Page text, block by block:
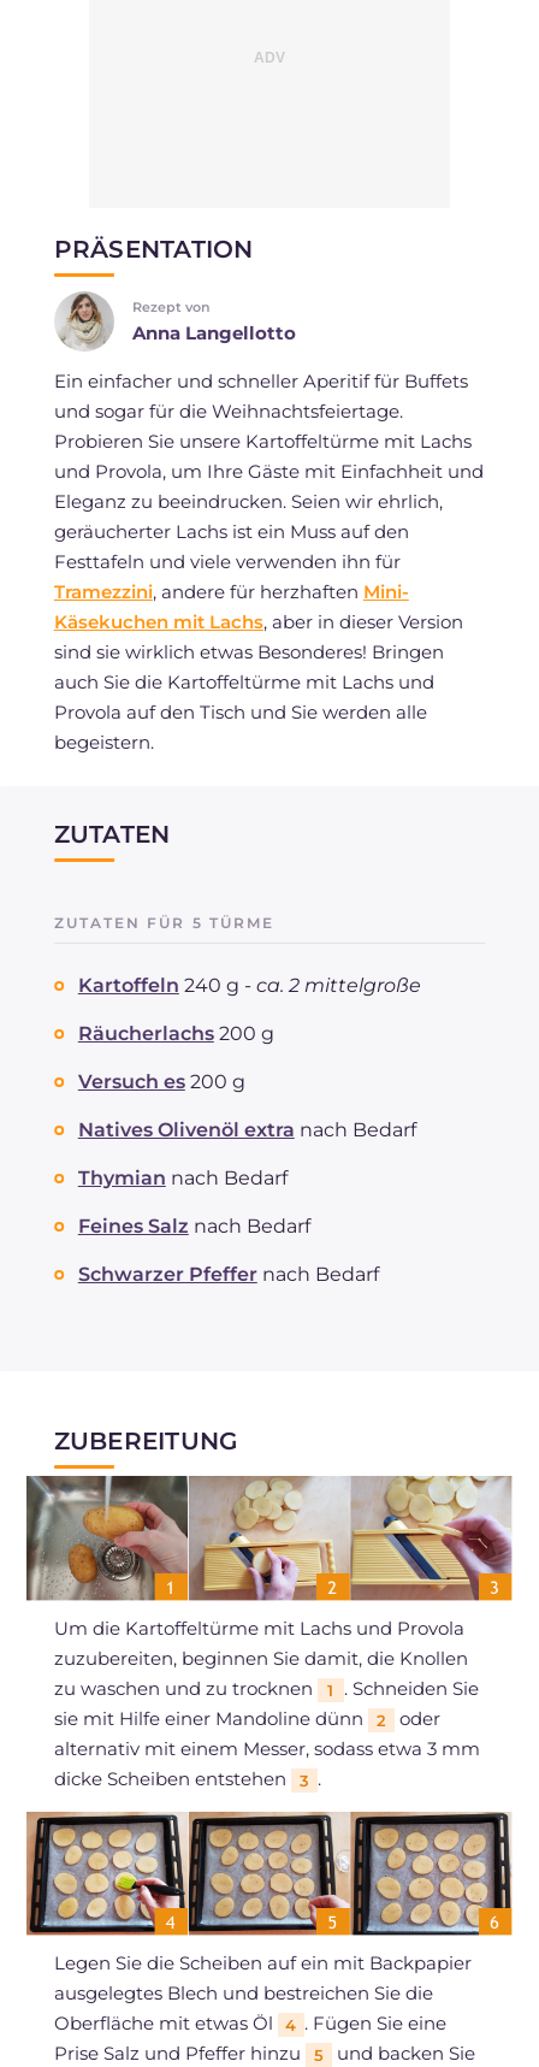
PRÄSENTATION
Rezept von
Anna Langellotto
Ein einfacher und schneller Aperitif für Buffets
und sogar für die Weihnachtsfeiertage.
Probieren Sie unsere Kartoffeltürme mit Lachs
und Provola, um Ihre Gäste mit Einfachheit und
Eleganz zu beeindrucken. Seien wir ehrlich,
geräucherter Lachs ist ein Muss auf den
Festtafeln und viele verwenden ihn für
Tramezzini, andere für herzhaften Mini-
Käsekuchen mit Lachs, aber in dieser Version
sind sie wirklich etwas Besonderes! Bringen
auch Sie die Kartoffeltürme mit Lachs und
Provola auf den Tisch und Sie werden alle
begeistern.
ZUTATEN
ZUTATEN FÜR 5 TÜRME
Kartoffeln 240 g - ca. 2 mittelgroße
Räucherlachs 200 g
Versuch es 200 g
Natives Olivenöl extra nach Bedarf
Thymian nach Bedarf
Feines Salz nach Bedarf
Schwarzer Pfeffer nach Bedarf
ZUBEREITUNG
Um die Kartoffeltürme mit Lachs und Provola
zuzubereiten, beginnen Sie damit, die Knollen
zu waschen und zu trocknen
1
. Schneiden Sie
sie mit Hilfe einer Mandoline dünn
2
oder
alternativ mit einem Messer, sodass etwa 3 mm
dicke Scheiben entstehen
3 .
Legen Sie die Scheiben auf ein mit Backpapier
ausgelegtes Blech und bestreichen Sie die
Oberfläche mit etwas Öl
4 . Fügen Sie eine
Prise Salz und Pfeffer hinzu
5 und backen Sie